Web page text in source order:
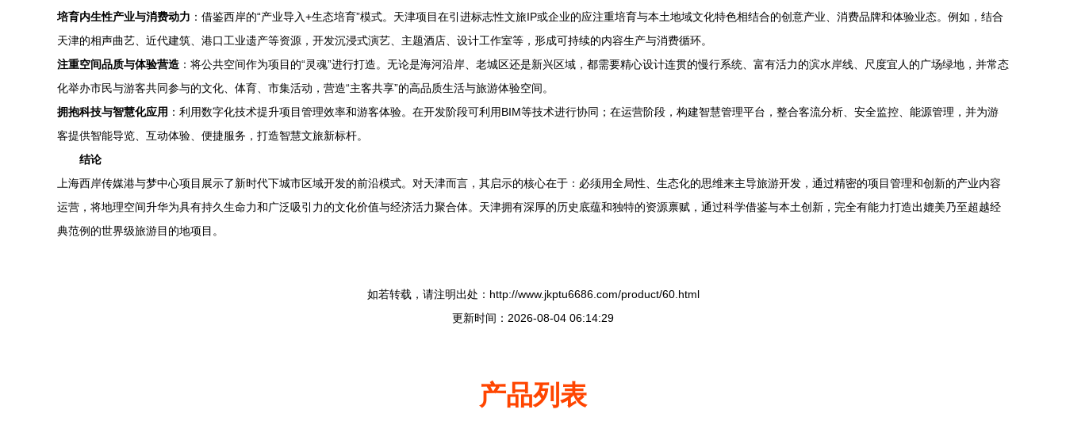
培育内生性产业与消费动力 ：借鉴西岸的“产业导入+生态培育”模式。天津项目在引进标志性文旅IP或企业的应注重培育与本土地域文化特色相结合的创意产业、消费品牌和体验业态。例如，结合
天津的相声曲艺、近代建筑、港口工业遗产等资源，开发沉浸式演艺、主题酒店、设计工作室等，形成可持续的内容生产与消费循环。
注重空间品质与体验营造 ：将公共空间作为项目的“灵魂”进行打造。无论是海河沿岸、老城区还是新兴区域，都需要精心设计连贯的慢行系统、富有活力的滨水岸线、尺度宜人的广场绿地，并常态
化举办市民与游客共同参与的文化、体育、市集活动，营造“主客共享”的高品质生活与旅游体验空间。
拥抱科技与智慧化应用 ：利用数字化技术提升项目管理效率和游客体验。在开发阶段可利用BIM等技术进行协同；在运营阶段，构建智慧管理平台，整合客流分析、安全监控、能源管理，并为游
客提供智能导览、互动体验、便捷服务，打造智慧文旅新标杆。
结论
上海西岸传媒港与梦中心项目展示了新时代下城市区域开发的前沿模式。对天津而言，其启示的核心在于：必须用全局性、生态化的思维来主导旅游开发，通过精密的项目管理和创新的产业内容
运营，将地理空间升华为具有持久生命力和广泛吸引力的文化价值与经济活力聚合体。天津拥有深厚的历史底蕴和独特的资源禀赋，通过科学借鉴与本土创新，完全有能力打造出媲美乃至超越经
典范例的世界级旅游目的地项目。
如若转载，请注明出处：http://www.jkptu6686.com/product/60.html
更新时间：2026-08-04 06:14:29
产品列表